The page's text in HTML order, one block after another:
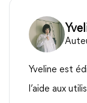
Yveline est
l’aide aux